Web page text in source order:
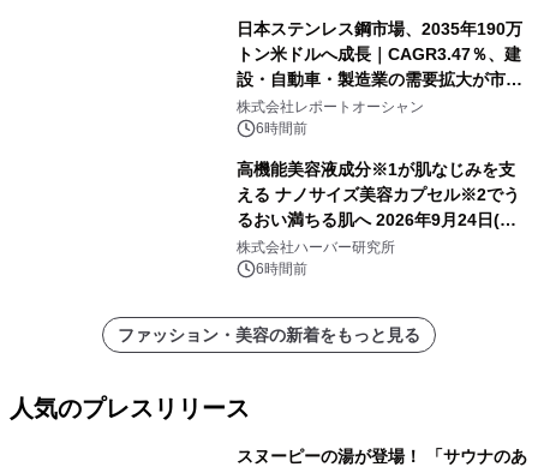
日本ステンレス鋼市場、2035年190万
トン米ドルへ成長｜CAGR3.47％、建
設・自動車・製造業の需要拡大が市場
を牽引
株式会社レポートオーシャン
6時間前
高機能美容液成分※1が肌なじみを支
える ナノサイズ美容カプセル※2でう
るおい満ちる肌へ 2026年9月24日(木)
よりリニューアル新発売 『ディープモ
イストセラム』
株式会社ハーバー研究所
6時間前
ファッション・美容の新着をもっと見る
人気のプレスリリース
スヌーピーの湯が登場！ 「サウナのあ